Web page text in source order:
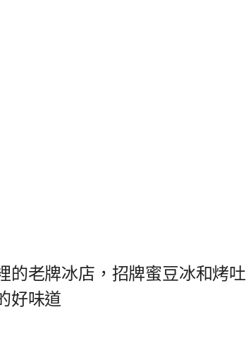
的老牌冰店，招牌蜜豆冰和烤吐
好味道